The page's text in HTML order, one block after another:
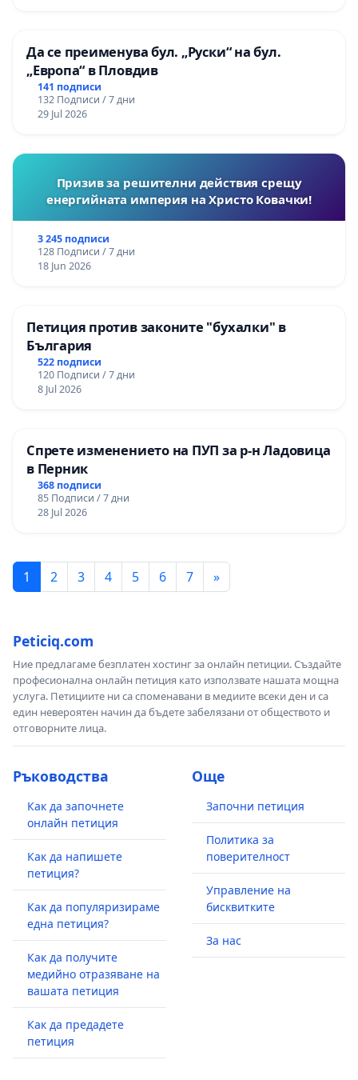
Да се преименува бул. „Руски“ на бул.
„Европа“ в Пловдив
141 подписи
132 Подписи / 7 дни
29 Jul 2026
Призив за решителни действия срещу
енергийната империя на Христо Ковачки!
3 245 подписи
128 Подписи / 7 дни
18 Jun 2026
Петиция против законите "бухалки" в
България
522 подписи
120 Подписи / 7 дни
8 Jul 2026
Спрете изменението на ПУП за р-н Ладовица
в Перник
368 подписи
85 Подписи / 7 дни
28 Jul 2026
1 2 3 4 5 6 7 »
Peticiq.com
Ние предлагаме безплатен хостинг за онлайн петиции. Създайте
професионална онлайн петиция като използвате нашата мощна
услуга. Петициите ни са споменавани в медиите всеки ден и са
един невероятен начин да бъдете забелязани от обществото и
отговорните лица.
Ръководства
Как да започнете
онлайн петиция
Как да напишете
петиция?
Как да популяризираме
една петиция?
Как да получите
медийно отразяване на
вашата петиция
Как да предадете
петиция
Още
Започни петиция
Политика за
поверителност
Управление на
бисквитките
За нас